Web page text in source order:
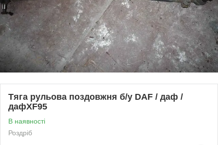
Тяга рульова поздовжня б/у DAF / даф /
дафXF95
В наявності
Роздріб